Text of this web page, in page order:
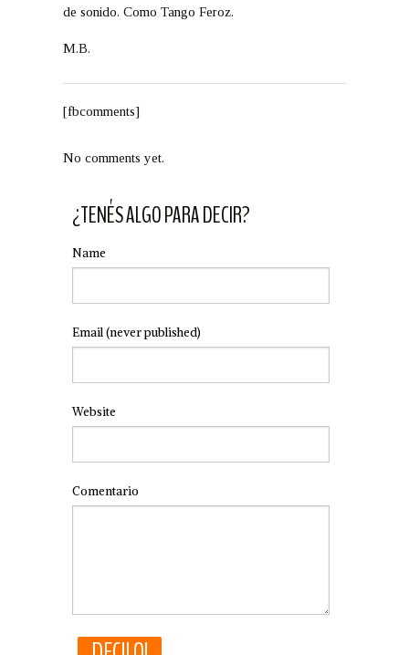
de sonido. Como Tango Feroz.
M.B.
[fbcomments]
No comments yet.
¿TENÉS ALGO PARA DECIR?
Name
Email(never published)
Website
Comentario